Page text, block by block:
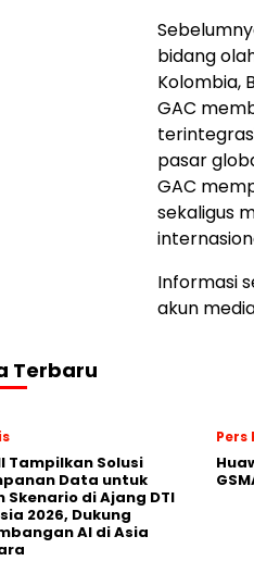
bidang
Kolombia,
GAC
pasar
GAC
sekaligus
Informasi
akun
Terbaru
Tampilkan Solusi
Data untuk
Skenario di Ajang DTI
2026, Dukung
AI di Asia
Pers